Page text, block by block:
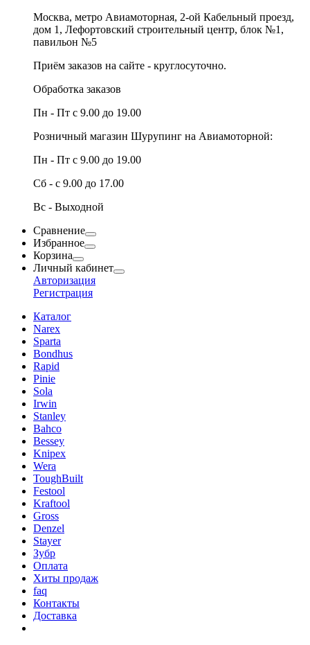
Москва, метро Авиамоторная, 2-ой Кабельный проезд,
дом 1, Лефортовский строительный центр, блок №1,
павильон №5
Приём заказов на сайте - круглосуточно.
Обработка заказов
Пн - Пт с 9.00 до 19.00
Розничный магазин Шурупинг на Авиамоторной:
Пн - Пт с 9.00 до 19.00
Сб - с 9.00 до 17.00
Вс - Выходной
Сравнение
Избранное
Корзина
Личный кабинет
Авторизация
Регистрация
Каталог
Narex
Sparta
Bondhus
Rapid
Pinie
Sola
Irwin
Stanley
Bahco
Bessey
Knipex
Wera
ToughBuilt
Festool
Kraftool
Gross
Denzel
Stayer
Зубр
Оплата
Хиты продаж
faq
Контакты
Доставка